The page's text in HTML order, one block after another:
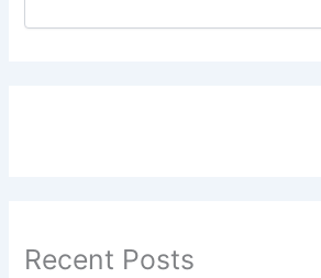
Recent Posts